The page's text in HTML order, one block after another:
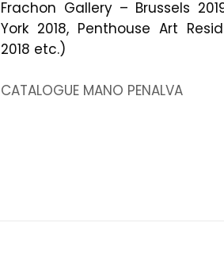
Frachon Gallery – Brussels
York 2018, Penthouse Art
2018 etc.)
CATALOGUE MANO PENALVA